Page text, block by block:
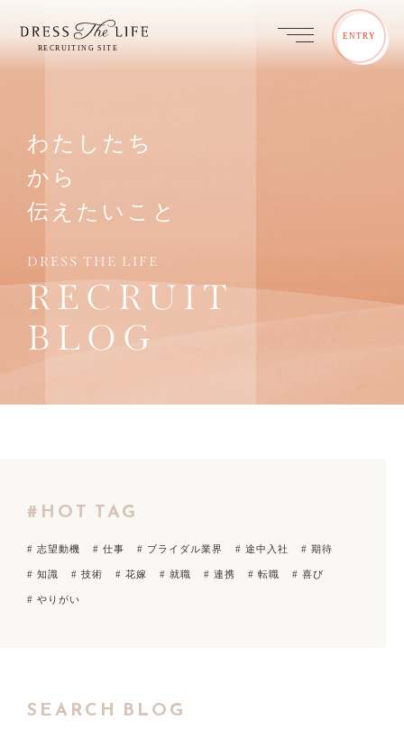
ENTRY
わたしたち
から
伝えたいこと
DRESS THE LIFE
RECRUIT
BLOG
#HOT TAG
# 志望動機 # 仕事 # ブライダル業界 # 途中入社 # 期待
# 知識 # 技術 # 花嫁 # 就職 # 連携 # 転職 # 喜び
# やりがい
SEARCH BLOG